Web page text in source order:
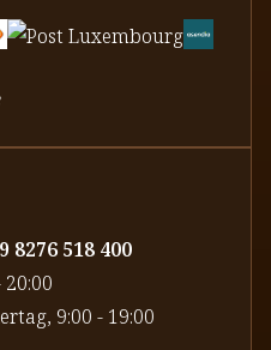
518 400
9:00 - 19:00